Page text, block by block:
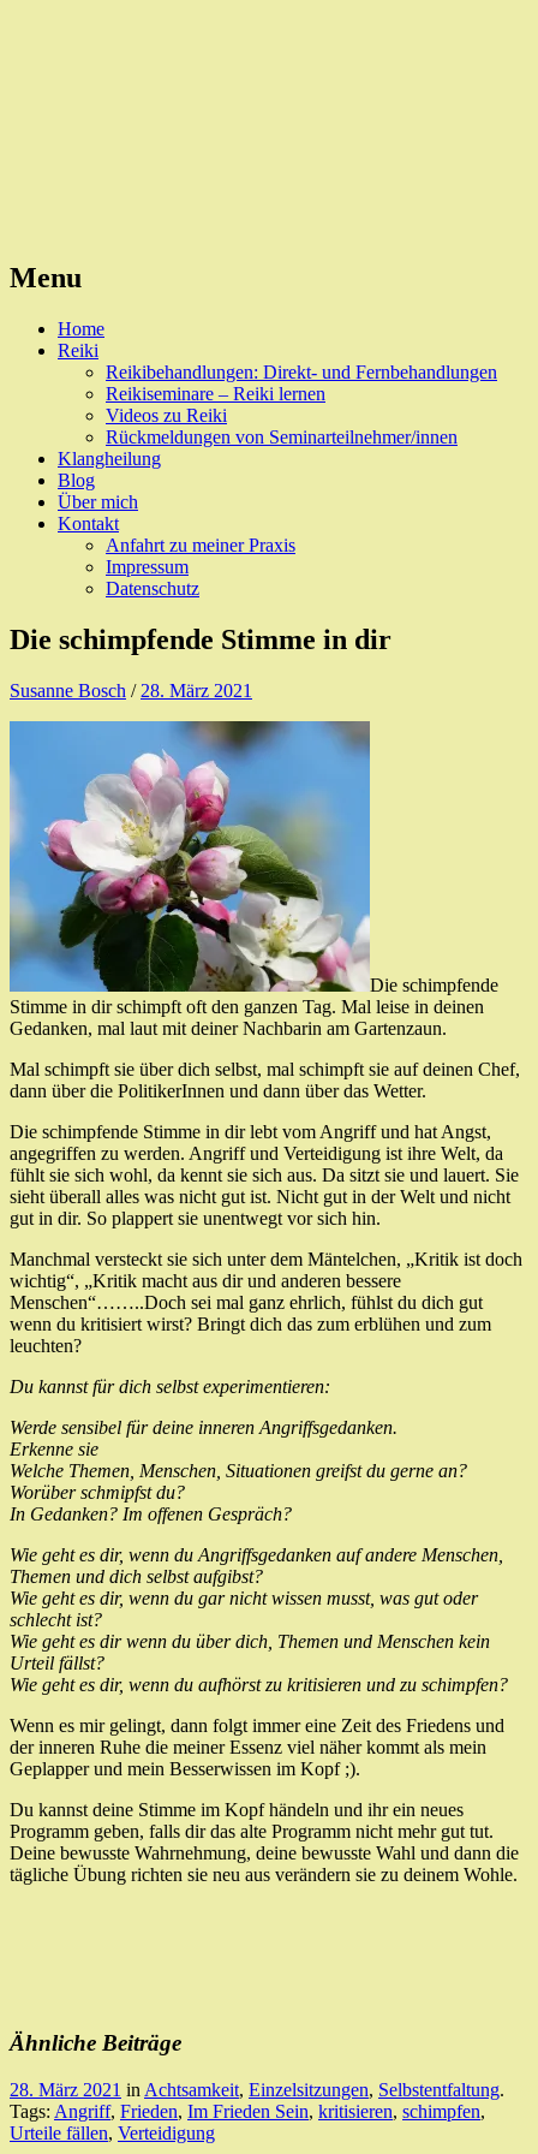
Menu
Skip
Home
Reiki
Reikibehandlungen: Direkt- und Fernbehandlungen
Reikiseminare – Reiki lernen
Videos zu Reiki
Rückmeldungen von Seminarteilnehmer/innen
Klangheilung
Blog
Über mich
Kontakt
Anfahrt zu meiner Praxis
Impressum
Datenschutz
Die schimpfende Stimme in dir
Susanne Bosch / 28. März 2021
Die schimpfende
Stimme in dir schimpft oft den ganzen Tag. Mal leise in deinen
Gedanken, mal laut mit deiner Nachbarin am Gartenzaun.
Mal schimpft sie über dich selbst, mal schimpft sie auf deinen Chef,
dann über die PolitikerInnen und dann über das Wetter.
Die schimpfende Stimme in dir lebt vom Angriff und hat Angst,
angegriffen zu werden. Angriff und Verteidigung ist ihre Welt, da
fühlt sie sich wohl, da kennt sie sich aus. Da sitzt sie und lauert. Sie
sieht überall alles was nicht gut ist. Nicht gut in der Welt und nicht
gut in dir. So plappert sie unentwegt vor sich hin.
Manchmal versteckt sie sich unter dem Mäntelchen, „Kritik ist doch
wichtig“, „Kritik macht aus dir und anderen bessere
Menschen“……..Doch sei mal ganz ehrlich, fühlst du dich gut
wenn du kritisiert wirst? Bringt dich das zum erblühen und zum
leuchten?
Du kannst für dich selbst experimentieren:
Werde sensibel für deine inneren Angriffsgedanken.
Erkenne sie
Welche Themen, Menschen, Situationen greifst du gerne an?
Worüber schmipfst du?
In Gedanken? Im offenen Gespräch?
Wie geht es dir, wenn du Angriffsgedanken auf andere Menschen,
Themen und dich selbst aufgibst?
Wie geht es dir, wenn du gar nicht wissen musst, was gut oder
schlecht ist?
Wie geht es dir wenn du über dich, Themen und Menschen kein
Urteil fällst?
Wie geht es dir, wenn du aufhörst zu kritisieren und zu schimpfen?
Wenn es mir gelingt, dann folgt immer eine Zeit des Friedens und
der inneren Ruhe die meiner Essenz viel näher kommt als mein
Geplapper und mein Besserwissen im Kopf ;).
Du kannst deine Stimme im Kopf händeln und ihr ein neues
Programm geben, falls dir das alte Programm nicht mehr gut tut.
Deine bewusste Wahrnehmung, deine bewusste Wahl und dann die
tägliche Übung richten sie neu aus verändern sie zu deinem Wohle.
Ähnliche Beiträge
28. März 2021 in Achtsamkeit, Einzelsitzungen, Selbstentfaltung.
Tags: Angriff, Frieden, Im Frieden Sein, kritisieren, schimpfen,
Urteile fällen, Verteidigung